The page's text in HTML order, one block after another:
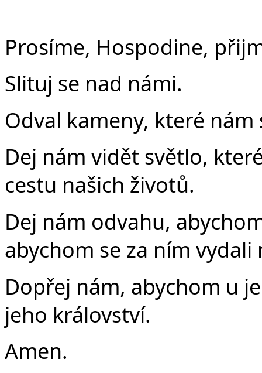
Prosíme, Hospodine,
Slituj se nad námi.
Odval kameny, které
Dej nám vidět světlo,
cestu našich životů.
Dej nám odvahu,
abychom se za ním vydali
Dopřej nám, abychom u
jeho království.
Amen.